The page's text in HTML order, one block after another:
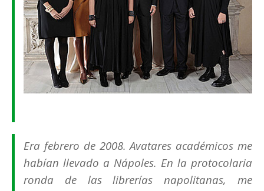
Era febrero de 2008. Avatares académicos me
habían llevado a Nápoles. En la protocolaria
ronda de las librerías napolitanas, me